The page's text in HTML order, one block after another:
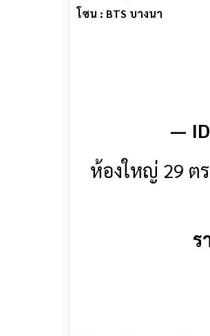
โซน : BTS บางนา
—
ห้องใหญ่ 29 ต
ร